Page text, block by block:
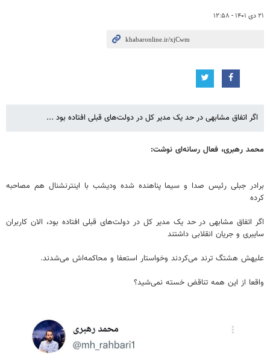
۲۱ دی ۱۴۰۱ - ۱۲:۵۸
اگر اتفاق مشابهی در حد یک مدیر کل در دولت‌های قبلی افتاده بود ...
محمد رهبری، فعال رسانه‌ای نوشت:
‏برادر ‎جبلی رئیس صدا و سیما پناهنده شده ودیشب با اینترنشنال هم مصاحبه
کرده
اگر اتفاق مشابهی در حد یک مدیر کل در دولت‌های قبلی افتاده بود، الان کاربران
سایبری و جریان انقلابی داشتند
علیهش هشتگ ترند می‌کردند وخواستار استعفا و محاکمه‌اش می‌شدند.
واقعا از این همه تناقض خسته نمی‌شید؟